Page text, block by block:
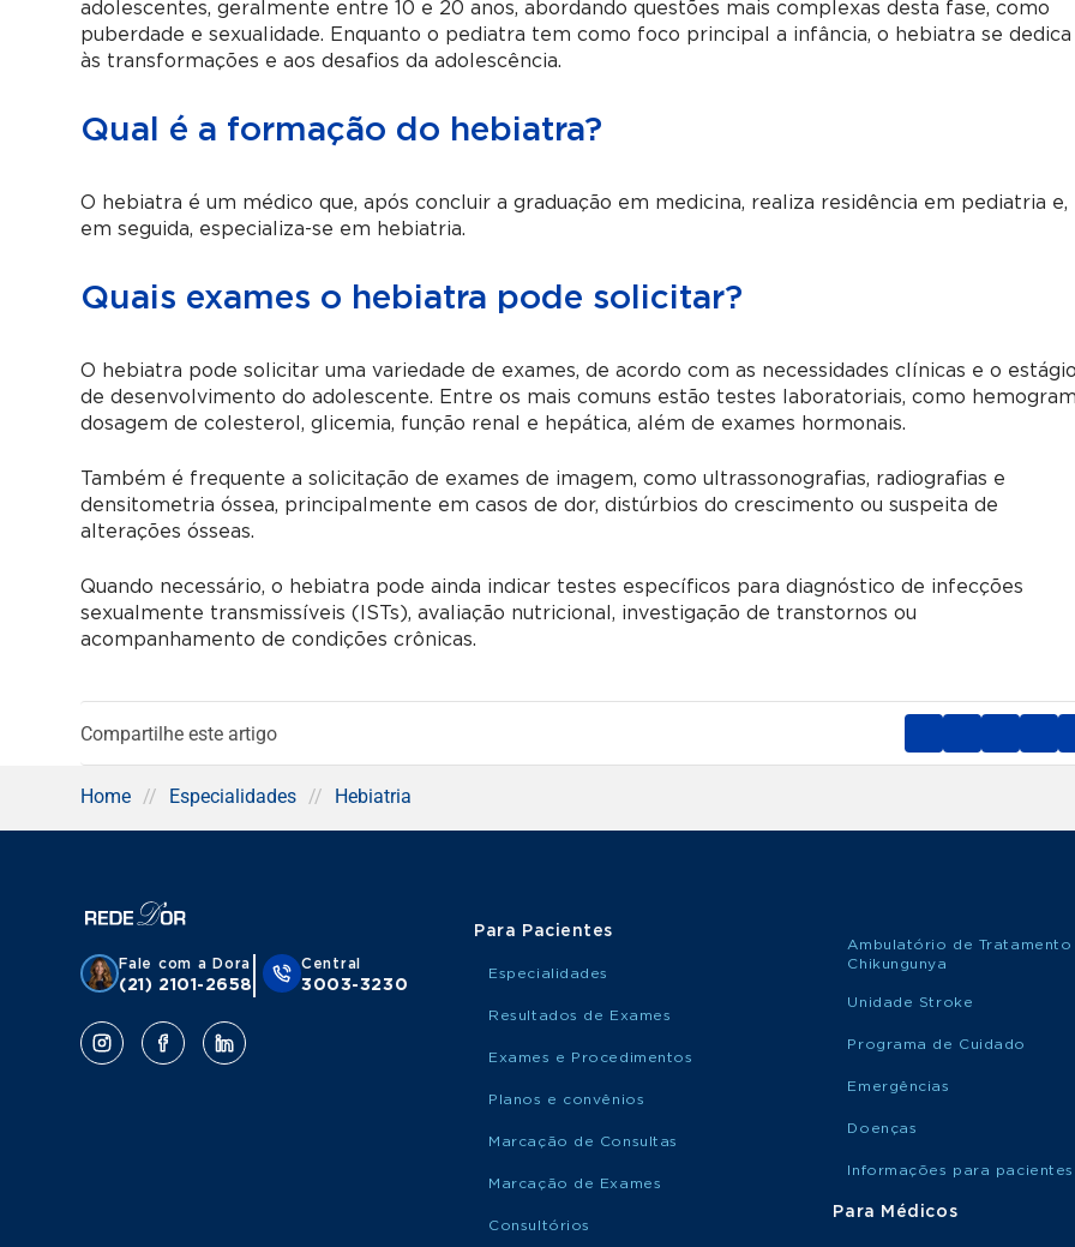
adolescentes, geralmente entre 10 e 20 anos, abordando questões mais complexas desta fase, como
puberdade e sexualidade. Enquanto o pediatra tem como foco principal a infância, o hebiatra se dedica
às transformações e aos desafios da adolescência.
Qual é a formação do hebiatra?
O hebiatra é um médico que, após concluir a graduação em medicina, realiza residência em pediatria e,
em seguida, especializa-se em hebiatria.
Quais exames o hebiatra pode solicitar?
O hebiatra pode solicitar uma variedade de exames, de acordo com as necessidades clínicas e o
de desenvolvimento do adolescente. Entre os mais comuns estão testes laboratoriais, como
dosagem de colesterol, glicemia, função renal e hepática, além de exames hormonais.
Também é frequente a solicitação de exames de imagem, como ultrassonografias, radiografias e
densitometria óssea, principalmente em casos de dor, distúrbios do crescimento ou suspeita de
alterações ósseas.
Quando necessário, o hebiatra pode ainda indicar testes específicos para diagnóstico de infecções
sexualmente transmissíveis (ISTs), avaliação nutricional, investigação de transtornos ou
acompanhamento de condições crônicas.
Compartilhe este artigo
Home // Especialidades // Hebiatria
Fale com a Dora
(21) 2101-2658
Central
3003-3230
Para Pacientes
Especialidades
Resultados de Exames
Exames e Procedimentos
Planos e convênios
Marcação de Consultas
Marcação de Exames
Consultórios
Ambulatório de Tratamento
Chikungunya
Unidade Stroke
Programa de Cuidado
Emergências
Doenças
Informações para pacientes
Para Médicos